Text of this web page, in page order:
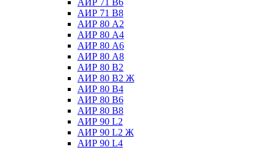
АИР 71 В6
АИР 71 В8
АИР 80 А2
АИР 80 А4
АИР 80 А6
АИР 80 А8
АИР 80 В2
АИР 80 В2 Ж
АИР 80 В4
АИР 80 В6
АИР 80 В8
АИР 90 L2
АИР 90 L2 Ж
АИР 90 L4